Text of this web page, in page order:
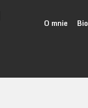
O mnie Bio